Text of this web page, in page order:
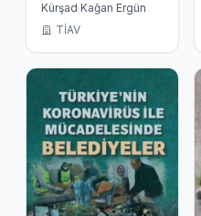
Sand Terrorist
Organizations
Kürşad Kağan Ergün
TİAV